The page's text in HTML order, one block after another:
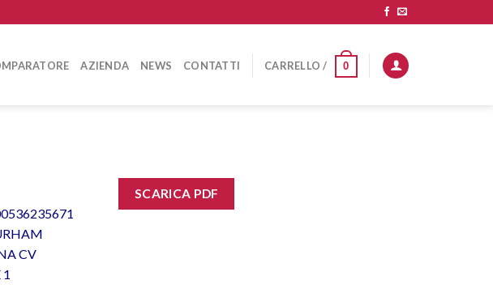
AZIENDA NEWS CONTATTI CARRELLO / 0
CV
SCARICA PDF